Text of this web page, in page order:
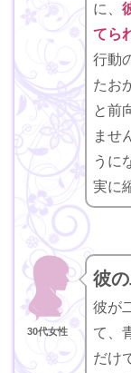
に、
てら
行動
たお
と前
ませ
うに
実に
30代女性
彼
彼が
て、
だけ